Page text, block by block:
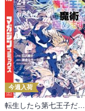
今週入荷
転生したら第七王子だったので、気ままに魔術を極めます（２４）